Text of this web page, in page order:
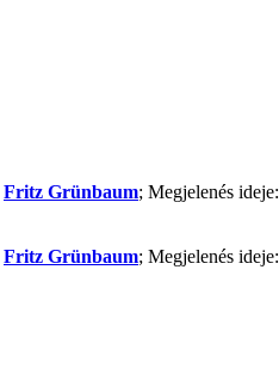
Fritz Grünbaum; Megjelenés ideje:
Fritz Grünbaum; Megjelenés ideje: